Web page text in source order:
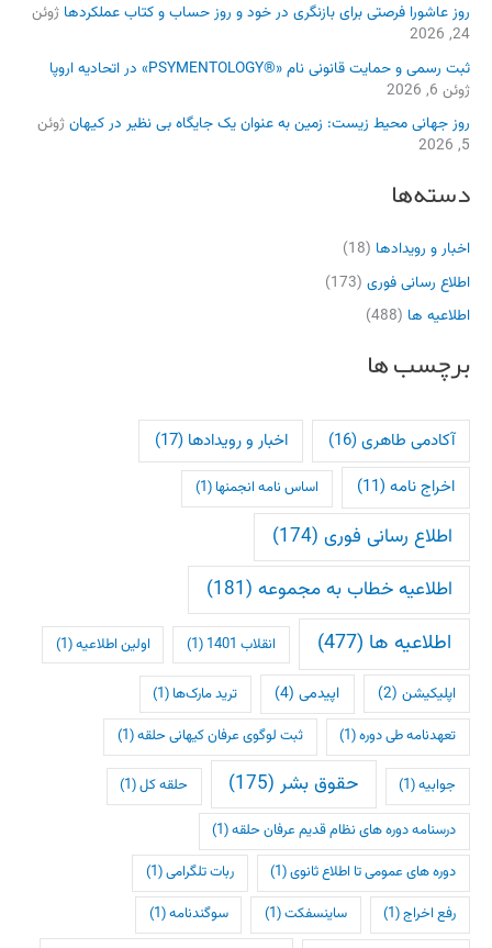
روز عاشورا فرصتی برای بازنگری در خود و روز حساب و کتاب عملکردها ژوئن
24, 2026
ثبت رسمی و حمایت قانونی نام «®PSYMENTOLOGY» در اتحادیه اروپا
ژوئن 6, 2026
روز جهانی محیط زیست: زمین به عنوان یک جایگاه بی نظیر در کیهانژوئن
5, 2026
دسته‌ها
اخبار و رویدادها (18)
اطلاع رسانی فوری (173)
اطلاعیه ها (488)
برچسب ها
آکادمی طاهری(16) اخبار و رویدادها (17)
اخراج نامه (11) اساس نامه انجمنها (1)
اطلاع رسانی فوری (174)
اطلاعیه خطاب به مجموعه (181)
اطلاعیه ها (477) انقلاب 1401 (1) اولین اطلاعیه(1)
اپلیکیشن (2) اپیدمی(4) ترید مارک‌ها (1)
تعهدنامه طی دوره(1) ثبت لوگوی عرفان کیهانی حلقه(1)
جوابیه(1) حقوق بشر (175) حلقه کل(1)
درسنامه دوره های نظام قدیم عرفان حلقه(1)
دوره های عمومی تا اطلاع ثانوی(1) ربات تلگرامی(1)
رفع اخراج(1) ساینسفکت(1) سوگندنامه(1)